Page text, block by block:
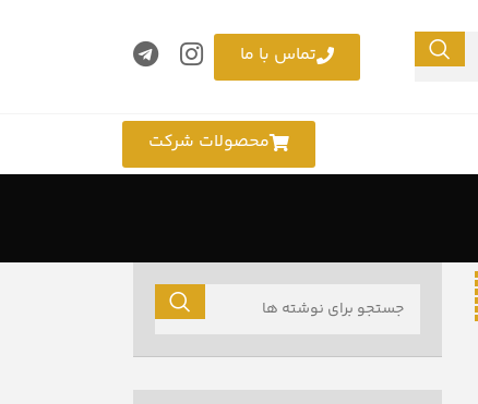
تماس با ما
محصولات شرکت